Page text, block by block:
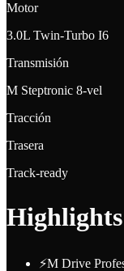
Motor
3.0L Twin-Turbo I6
Transmisión
M Steptronic 8-vel
Tracción
Trasera
Track-ready
⚡M Drive